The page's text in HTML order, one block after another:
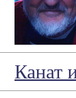
Канат